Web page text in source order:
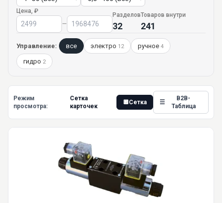
Цена, ₽
–
Разделов
32
Товаров внутри
241
Управление: все электро 12 ручное 4
гидро 2
Режим
просмотра:
Сетка
карточек
🔲Сетка ☰
B2B-
Таблица